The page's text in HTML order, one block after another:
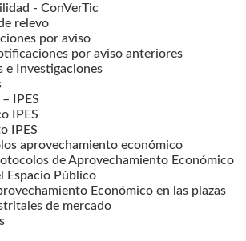
- ConVerTic
relevo
por aviso
por aviso anteriores
e Investigaciones
IPES
IPES
IPES
aprovechamiento económico
de Aprovechamiento Económico
Espacio Público
Económico en las plazas
de mercado